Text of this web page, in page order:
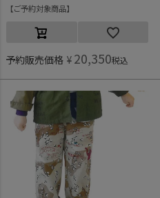
ご予約対象商品
予約販売価格 ¥ 20,350税込